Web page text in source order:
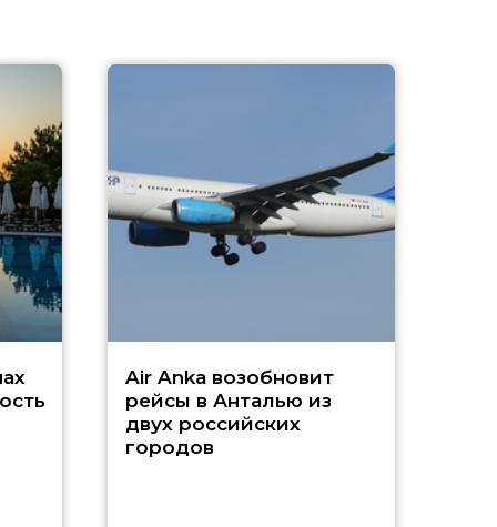
Air Anka возобновит
рейсы в Анталью из
двух российских
городов